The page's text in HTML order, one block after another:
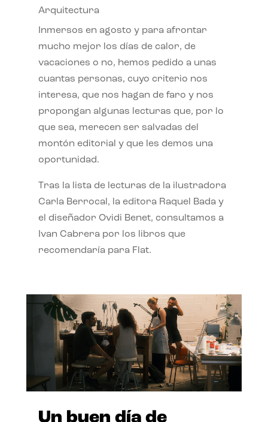
Arquitectura
Inmersos en agosto y para afrontar
mucho mejor los días de calor, de
vacaciones o no, hemos pedido a unas
cuantas personas, cuyo criterio nos
interesa, que nos hagan de faro y nos
propongan algunas lecturas que, por lo
que sea, merecen ser salvadas del
montón editorial y que les demos una
oportunidad.
Tras la lista de lecturas de la ilustradora
Carla Berrocal, la editora Raquel Bada y
el diseñador Ovidi Benet, consultamos a
Ivan Cabrera por los libros que
recomendaría para Flat.
Un buen día de